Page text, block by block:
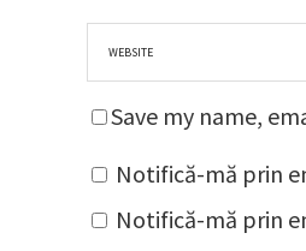
Save my name,
Notifică-mă prin
Notifică-mă prin